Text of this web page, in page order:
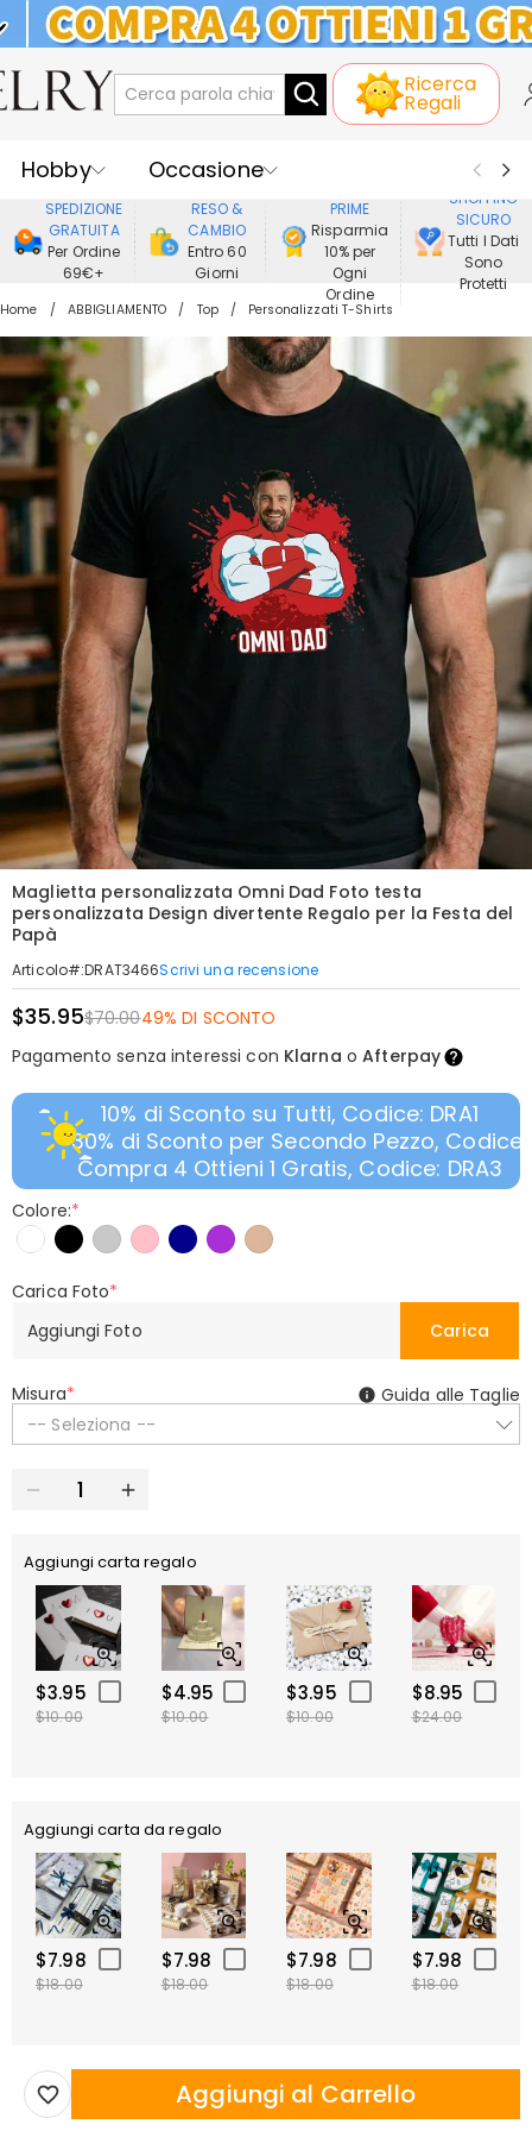
KLARNA: PAGAMENTO A RATE SENZA
INTERESSI
Ricerca
Regali
Hobby
Occasione
Ricevente
Best Seller
Nuovi
Gioielli
Casa&Vita
Abbigliamento
SPEDIZIONE
GRATUITA
Per Ordine
69€+
RESO &
CAMBIO
Entro 60
Giorni
PRIME
Risparmia
10% per
Ogni
Ordine
SHOPPING
SICURO
Tutti I Dati
Sono
Protetti
Home ABBIGLIAMENTO Top Personalizzati T-Shirts
Maglietta personalizzata Omni Dad Foto testa
personalizzata Design divertente Regalo per la Festa del
Papà
Articolo#:DRAT3466Scrivi una recensione
$35.95$70.0049% DI SCONTO
Pagamento senza interessi con Klarna oAfterpay
10% di Sconto su Tutti, Codice: DRA1
30% di Sconto per Secondo Pezzo, Codice:
Compra 4 Ottieni 1 Gratis, Codice: DRA3
Colore:*
Carica Foto*
Aggiungi Foto
Carica
Misura*
-- Seleziona --
Guida alle Taglie
Aggiungi carta regalo
$3.95
$10.00
$4.95
$10.00
$3.95
$10.00
$8.95
$24.00
Aggiungi carta da regalo
$7.98
$18.00
$7.98
$18.00
$7.98
$18.00
$7.98
$18.00
Aggiungi al Carrello